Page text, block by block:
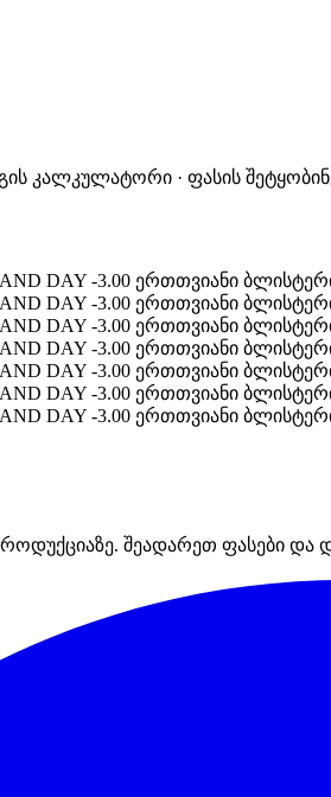
კალკულატორი · ფასის
DAY -3.00 ერთთვიანი
DAY -3.00 ერთთვიანი
AND DAY -3.00 ერთთვიანი
AND DAY -3.00 ერთთვიანი
DAY -3.00 ერთთვიანი
DAY -3.00 ერთთვიანი
DAY -3.00 ერთთვიანი
შეადარეთ ფასები და